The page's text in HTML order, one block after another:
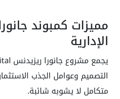
مميزات كمبوند
الإدارية
التصميم وعوامل الجذب
متكامل لا يشوبه شائبة.